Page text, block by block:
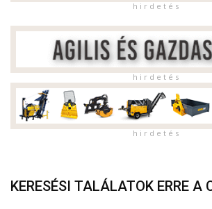
h i r d e t é s
h i r d e t é s
h i r d e t é s
KERESÉSI TALÁLATOK ERRE A